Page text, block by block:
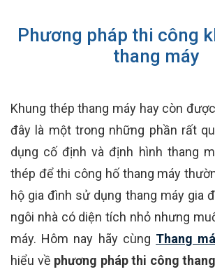
Phương pháp thi công
thang máy
Khung thép thang máy hay còn
đây là một trong những phần rất
dụng cố định và định hình thang
thép để thi công hố thang máy
hộ gia đình sử dụng thang máy gia
ngôi nhà có diện tích nhỏ nhưng
máy. Hôm nay hãy cùng Thang
hiểu về phương pháp thi công